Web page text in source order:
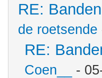
RE:
de roetsende
RE:
Coen__ -